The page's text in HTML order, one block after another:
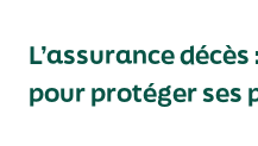
L’assurance décès
pour protéger ses